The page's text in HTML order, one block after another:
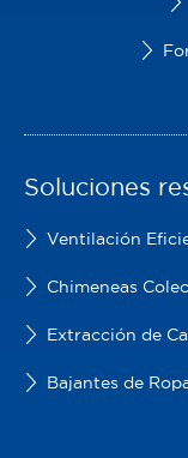
Soluciones
Ventilación
Chimeneas
Extracción de
Bajantes de